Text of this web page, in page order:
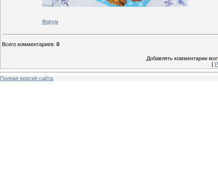
Форум
Всего комментариев: 0
Добавлять комментарии
[
Полная версия сайта